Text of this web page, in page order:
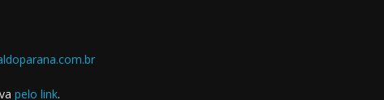
pelo link.